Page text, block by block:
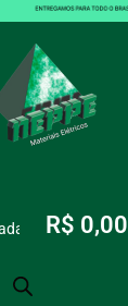
R$ 0,00